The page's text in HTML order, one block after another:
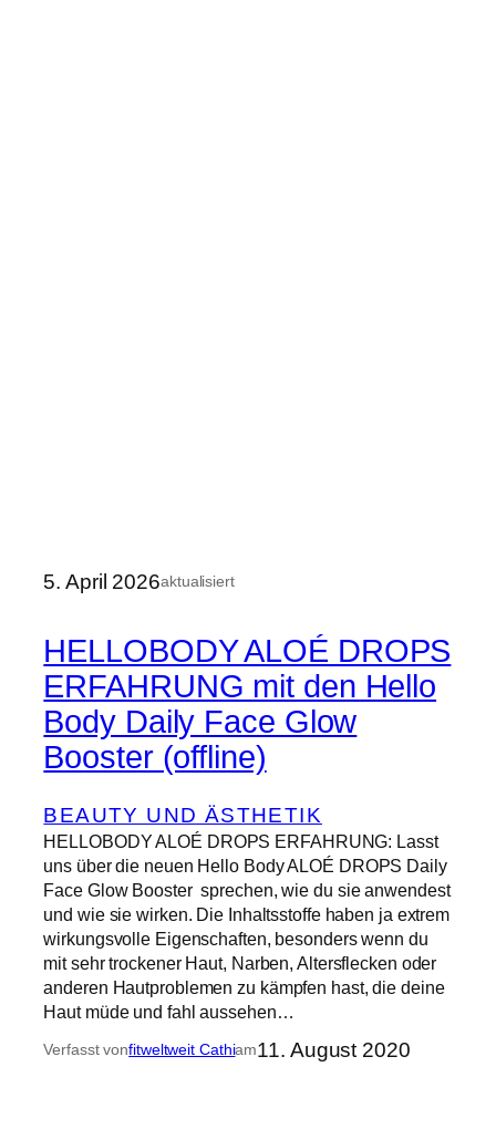
5. April 2026aktualisiert
HELLOBODY ALOÉ DROPS
ERFAHRUNG mit den Hello
Body Daily Face Glow
Booster (offline)
BEAUTY UND ÄSTHETIK
HELLOBODY ALOÉ DROPS ERFAHRUNG: Lasst
uns über die neuen Hello Body ALOÉ DROPS Daily
Face Glow Booster sprechen, wie du sie anwendest
und wie sie wirken. Die Inhaltsstoffe haben ja extrem
wirkungsvolle Eigenschaften, besonders wenn du
mit sehr trockener Haut, Narben, Altersflecken oder
anderen Hautproblemen zu kämpfen hast, die deine
Haut müde und fahl aussehen…
Verfasst vonfitweltweit Cathiam11. August 2020